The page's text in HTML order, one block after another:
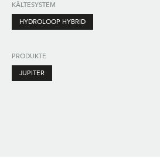
KÄLTESYSTEM
HYDROLOOP HYBRID
PRODUKTE
JUPITER